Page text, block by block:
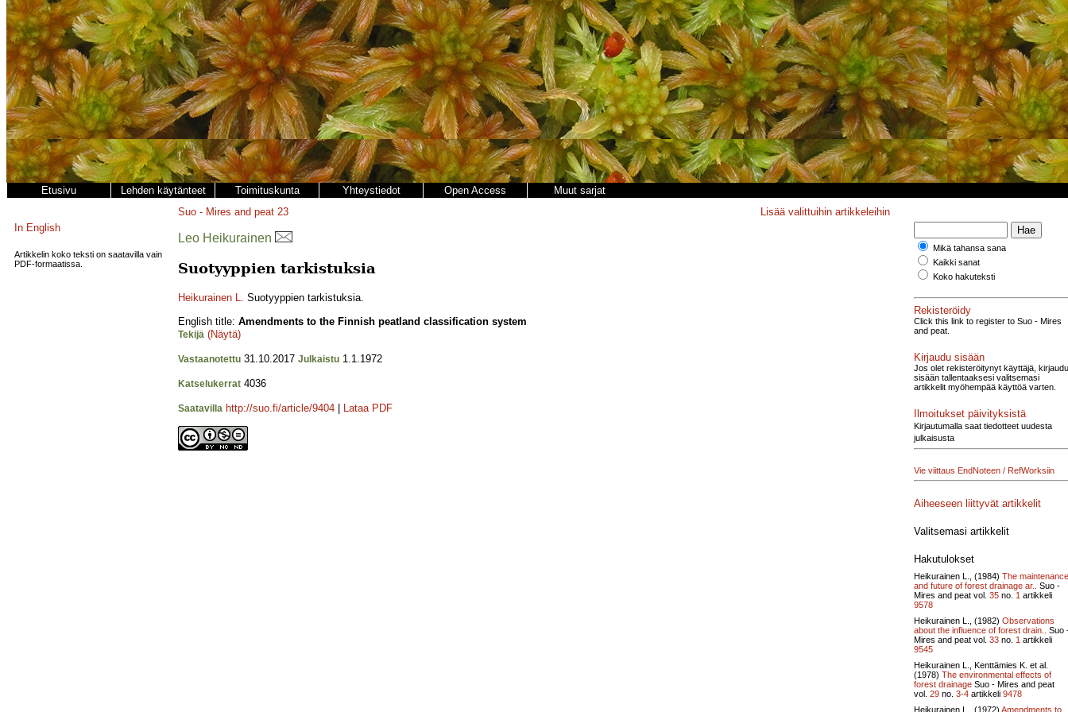
Etusivu Lehden käytänteet Toimituskunta Yhteystiedot Open Access Muut sarjat
In English
Artikkelin koko teksti on saatavilla vain
PDF-formaatissa.
Suo - Mires and peat 23 Lisää valittuihin artikkeleihin
Leo Heikurainen
Suotyyppien tarkistuksia
Heikurainen L. Suotyyppien tarkistuksia.
English title: Amendments to the Finnish peatland classification system
Tekijä (Näytä)
Vastaanotettu 31.10.2017 Julkaistu 1.1.1972
Katselukerrat 4036
Saatavilla http://suo.fi/article/9404 Lataa PDF
Mikä tahansa sana
Kaikki sanat
Koko hakuteksti
Rekisteröidy
Click this link to register to Suo - Mires
and peat.
Kirjaudu sisään
Jos olet rekisteröitynyt käyttäjä, kirjaudu
sisään tallentaaksesi valitsemasi
artikkelit myöhempää käyttöä varten.
Ilmoitukset päivityksistä
Kirjautumalla saat tiedotteet uudesta
julkaisusta
Vie viittaus EndNoteen / RefWorksiin
Aiheeseen liittyvät artikkelit
Valitsemasi artikkelit
Hakutulokset
Heikurainen L., (1984) The maintenance
and future of forest drainage ar..
Suo -
Mires and peat vol. 35 no. 1 artikkeli
9578
Heikurainen L., (1982) Observations
about the influence of forest drain..
Suo
Mires and peat vol. 33 no. 1 artikkeli
9545
Heikurainen L., Kenttämies K. et al.
(1978) The environmental effects of
forest drainage Suo - Mires and peat
vol. 29 no. 3-4 artikkeli 9478
Heikurainen L., (1972) Amendments to